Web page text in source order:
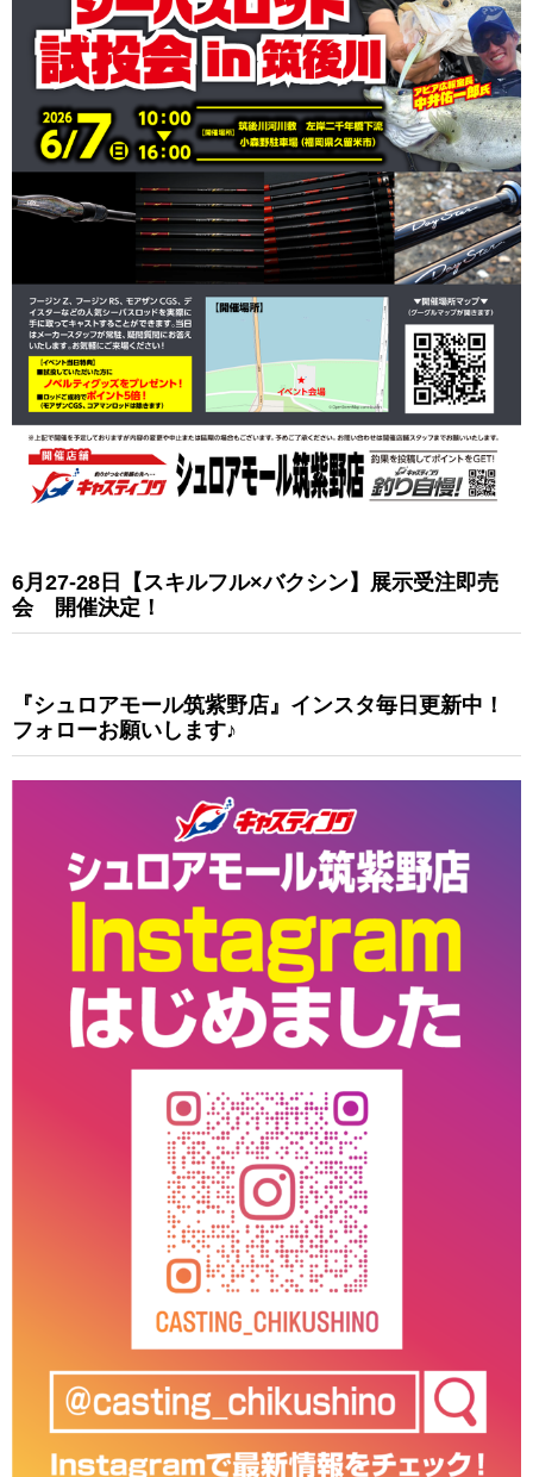
6月27-28日【スキルフル×バクシン】展示受注即売
会 開催決定！
『シュロアモール筑紫野店』インスタ毎日更新中！
フォローお願いします♪